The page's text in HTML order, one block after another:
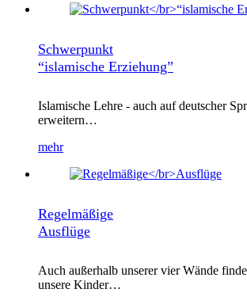
Schwerpunkt
“islamische Erziehung”
Islamische Lehre - auch auf deutscher
erweitern…
mehr
Regelmäßige
Ausflüge
Auch außerhalb unserer vier Wände
unsere Kinder…